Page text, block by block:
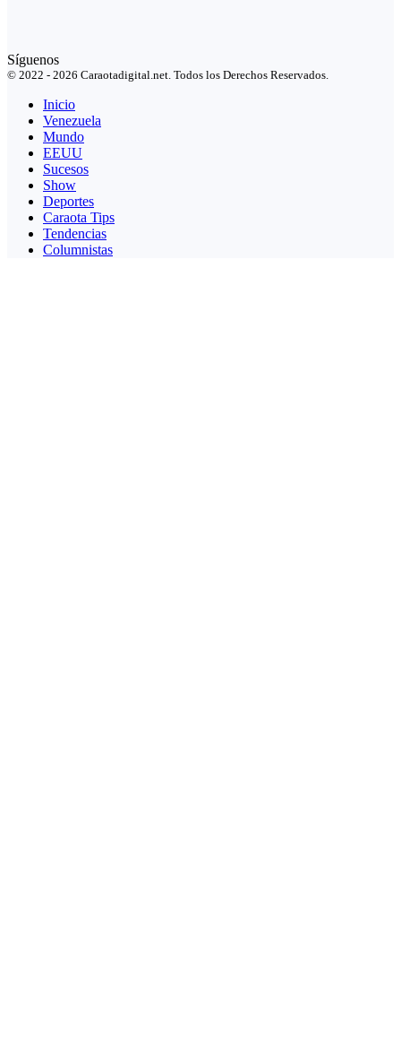
Síguenos
© 2022 - 2026 Caraotadigital.net. Todos los Derechos Reservados.
Inicio
Venezuela
Mundo
EEUU
Sucesos
Show
Deportes
Caraota Tips
Tendencias
Columnistas